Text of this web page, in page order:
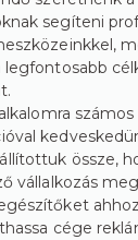
segíteni
össze,
vállalkozás
cége